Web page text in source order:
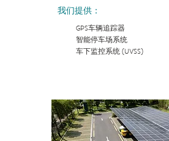
我们提供：
GPS车辆追踪器
智能停车场系统
车下监控系统 (UVSS)